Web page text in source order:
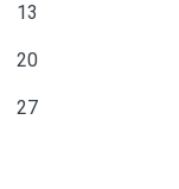
13
20
27